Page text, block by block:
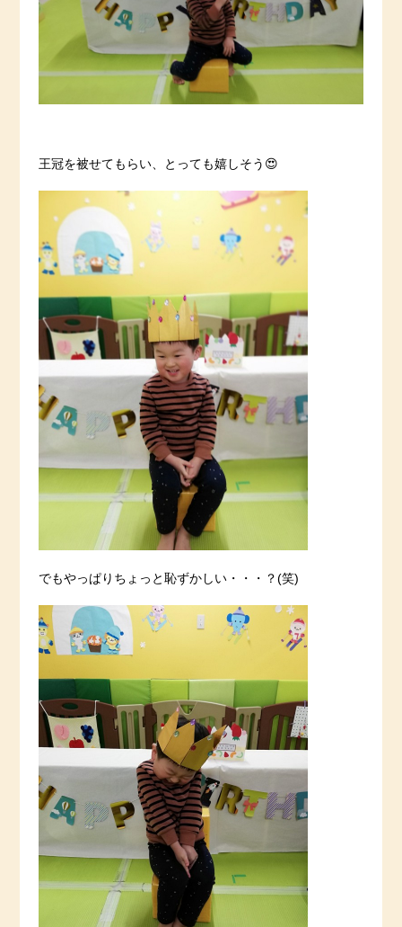
王冠を被せてもらい、とっても嬉しそう😍
でもやっぱりちょっと恥ずかしい・・・？(笑)